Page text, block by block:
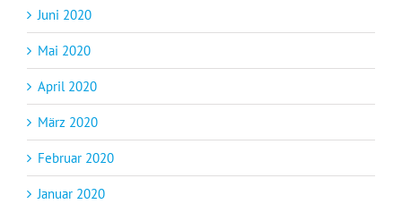
Juni 2020
Mai 2020
April 2020
März 2020
Februar 2020
Januar 2020